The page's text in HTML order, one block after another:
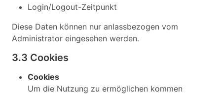
Login/Logout-Zeitpunkt
Diese Daten können nur anlassbezogen vom
Administrator eingesehen werden.
3.3 Cookies
Cookies
Um die Nutzung zu ermöglichen kommen